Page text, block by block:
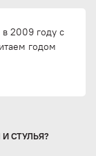
в 2009 году с
годом
СТУЛЬЯ?